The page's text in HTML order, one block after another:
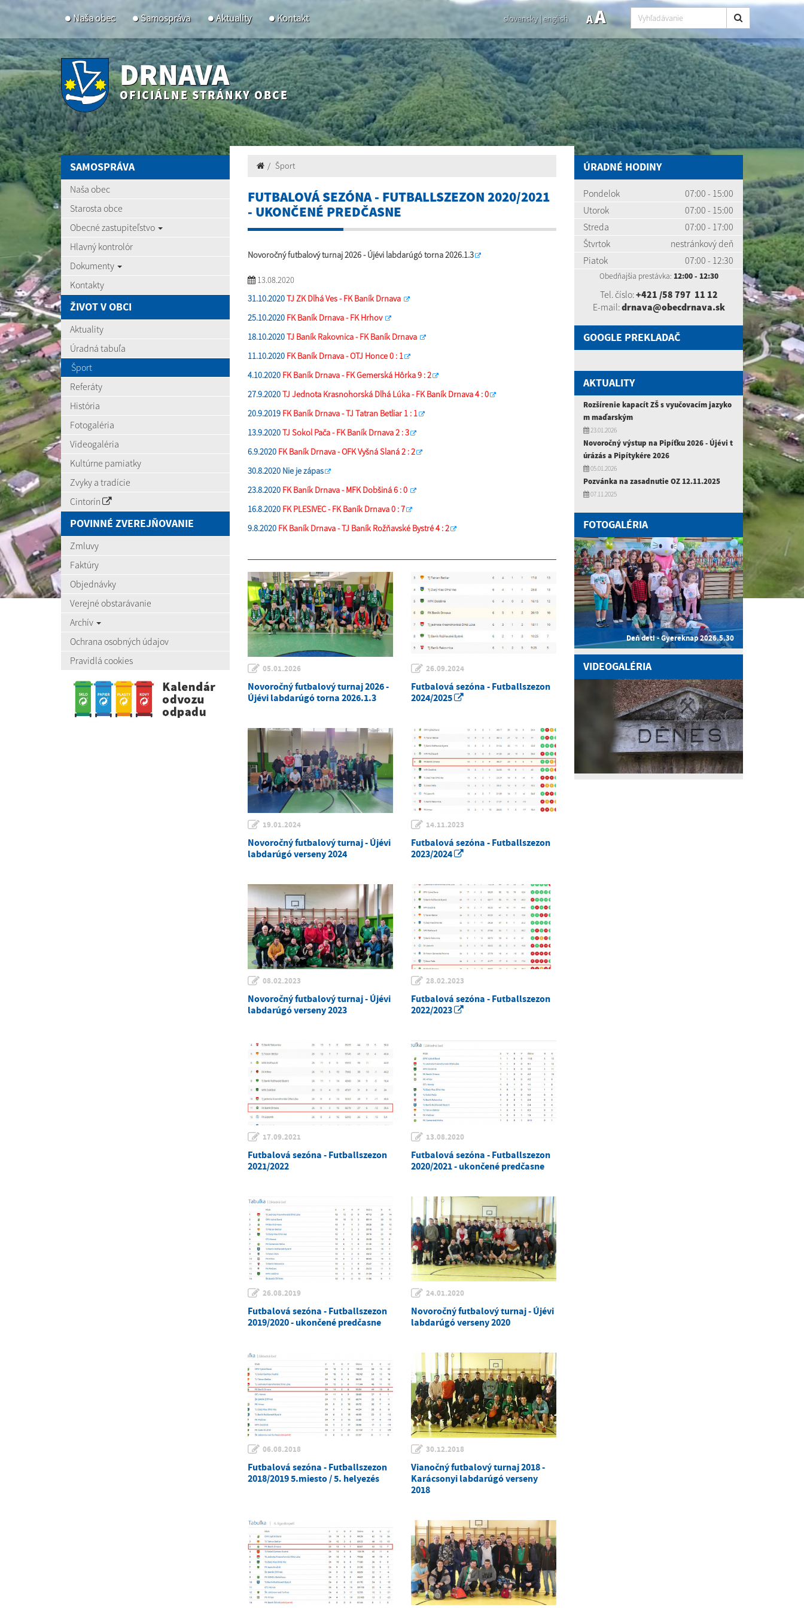
Naša obec Samospráva Aktuality Kontakt slovensky|english AA
DRNAVA
OFICIÁLNE STRÁNKY OBCE
SAMOSPRÁVA
Naša obec
Starosta obce
Obecné zastupiteľstvo
Hlavný kontrolór
Dokumenty
Kontakty
ŽIVOT V OBCI
Aktuality
Úradná tabuľa
Šport
Referáty
História
Fotogaléria
Videogaléria
Kultúrne pamiatky
Zvyky a tradície
Cintorín
POVINNÉ ZVEREJŇOVANIE
Zmluvy
Faktúry
Objednávky
Verejné obstarávanie
Archív
Ochrana osobných údajov
Pravidlá cookies
Šport
FUTBALOVÁ SEZÓNA - FUTBALLSZEZON 2020/2021
- UKONČENÉ PREDČASNE
Novoročný futbalový turnaj 2026 - Újévi labdarúgó torna 2026.1.3
13.08.2020
31.10.2020TJ ZK Dlhá Ves - FK Baník Drnava
25.10.2020 FK Baník Drnava - FK Hrhov
18.10.2020TJ Baník Rakovnica - FK Baník Drnava
11.10.2020 FK Baník Drnava - OTJ Honce 0 : 1
4.10.2020 FK Baník Drnava - FK Gemerská Hôrka 9 : 2
27.9.2020TJ Jednota Krasnohorská Dlhá Lúka - FK Baník Drnava 4 : 0
20.9.2019 FK Baník Drnava - TJ Tatran Betliar 1 : 1
13.9.2020TJ Sokol Pača - FK Baník Drnava 2 : 3
6.9.2020 FK Baník Drnava - OFK Vyšná Slaná 2 : 2
30.8.2020 Nie je zápas
23.8.2020 FK Baník Drnava - MFK Dobšiná 6 : 0
16.8.2020 FK PLESIVEC - FK Baník Drnava 0 : 7
9.8.2020 FK Baník Drnava - TJ Baník Rožňavské Bystré 4 : 2
05.01.2026
Novoročný futbalový turnaj 2026 -
Újévi labdarúgó torna 2026.1.3
26.09.2024
Futbalová sezóna - Futballszezon
2024/2025
19.01.2024
Novoročný futbalový turnaj - Újévi
labdarúgó verseny 2024
14.11.2023
Futbalová sezóna - Futballszezon
2023/2024
08.02.2023
Novoročný futbalový turnaj - Újévi
labdarúgó verseny 2023
28.02.2023
Futbalová sezóna - Futballszezon
2022/2023
17.09.2021
Futbalová sezóna - Futballszezon
2021/2022
13.08.2020
Futbalová sezóna - Futballszezon
2020/2021 - ukončené predčasne
26.08.2019
Futbalová sezóna - Futballszezon
2019/2020 - ukončené predčasne
24.01.2020
Novoročný futbalový turnaj - Újévi
labdarúgó verseny 2020
06.08.2018
Futbalová sezóna - Futballszezon
2018/2019 5.miesto / 5. helyezés
30.12.2018
Vianočný futbalový turnaj 2018 -
Karácsonyi labdarúgó verseny
2018
ÚRADNÉ HODINY
Pondelok
07:00 - 15:00
Utorok
07:00 - 15:00
Streda
07:00 - 17:00
Štvrtok
nestránkový deň
Piatok
07:00 - 12:30
Obedňajšia prestávka: 12:00 - 12:30
Tel. číslo:+421 /58 797 11 12
E-mail:drnava@obecdrnava.sk
GOOGLE PREKLADAČ
AKTUALITY
Rozšírenie kapacít ZŠ s vyučovacím jazyko
m maďarským
23.01.2026
Novoročný výstup na Pipíťku 2026 - Újévi t
úrázás a Pipítykére 2026
05.01.2026
Pozvánka na zasadnutie OZ 12.11.2025
07.11.2025
FOTOGALÉRIA
Deň deti - Gyereknap 2026.5.30
VIDEOGALÉRIA